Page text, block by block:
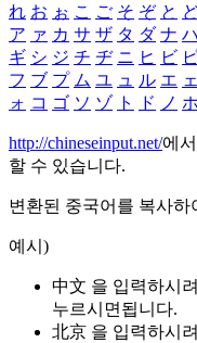
れ お ぉ こ ご そ ぞ と
ア ァ カ サ ザ タ ダ ナ ハ
ギ シ ジ チ ヂ ニ ヒ ビ
フ ブ プ ム ユ ュ ル エ ェ
ォ コ ゴ ソ ゾ ト ド ノ ホ
http://chineseinput.net/에
할 수 있습니다.
변환된 중국어를 복사하
예시)
中文 을 입력하시
누르시면됩니다.
北京 을 입력하시